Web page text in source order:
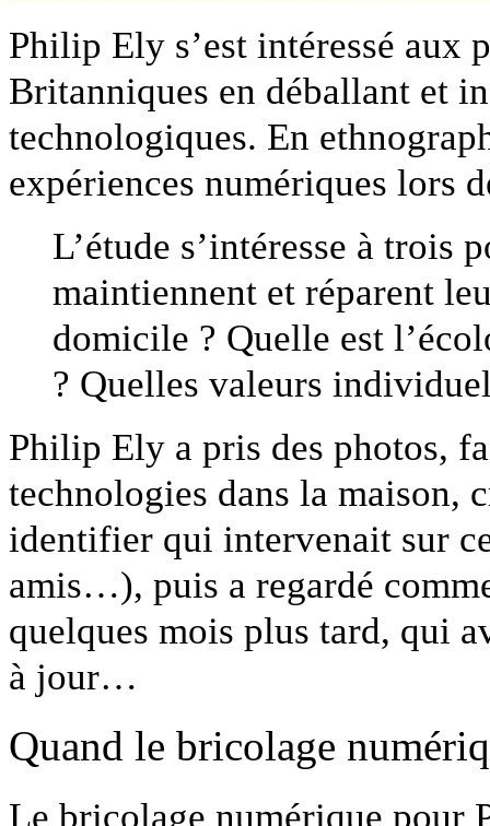
Philip Ely s’est intéressé aux
Britanniques en déballant et
technologiques. En
expériences numériques lors
L’étude s’intéresse à trois
maintiennent et réparent
domicile ? Quelle est
? Quelles valeurs
Philip Ely a pris des photos,
technologies dans la maison,
identifier qui intervenait sur
amis…), puis a regardé
quelques mois plus tard, qui
à jour…
Quand le bricolage
Le bricolage numérique pour